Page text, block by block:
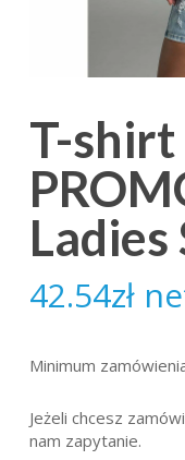
T-shirt
42.54zł
Minimum
Jeżeli chcesz
nam zapytanie.